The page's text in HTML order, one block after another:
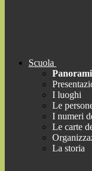
Scuola
I luoghi
Le
I numeri
Le carte
La storia